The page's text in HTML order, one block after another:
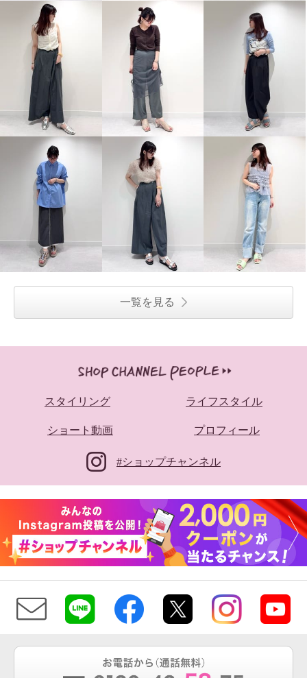
卑弥呼 ソフトメッシュサンダル
２４．５ｃｍ
¥0
一覧を見る
スタイリング ライフスタイル
ショート動画 プロフィール
#ショップチャンネル